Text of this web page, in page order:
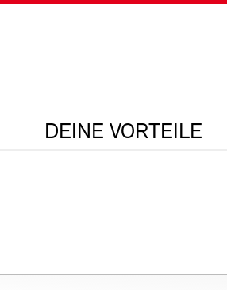
DEINE VORTEILE